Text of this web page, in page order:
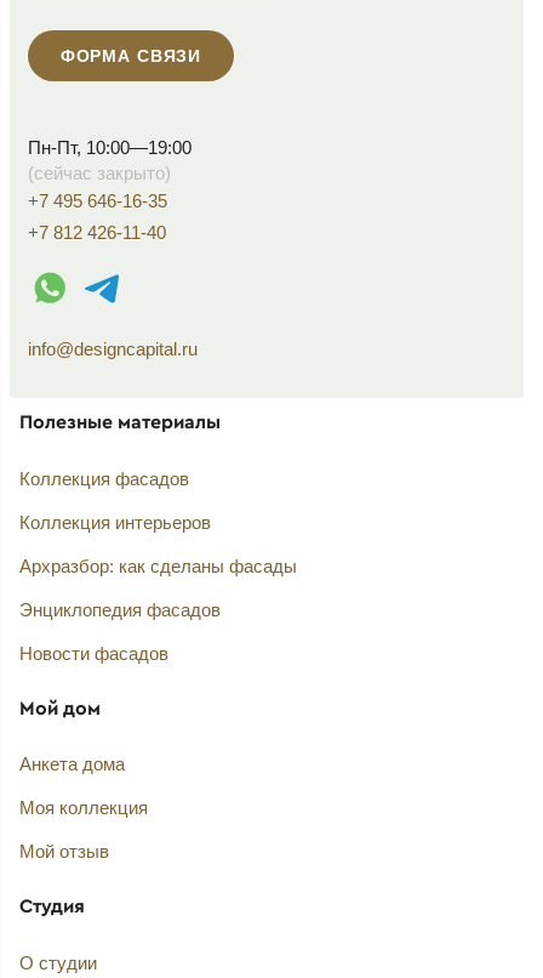
ФОРМА СВЯЗИ
Пн-Пт, 10:00—19:00
(сейчас закрыто)
+7 495 646-16-35
+7 812 426-11-40
WhatsApp контакт
Telegram контакт
info@designcapital.ru
Полезные материалы
Коллекция фасадов
Коллекция интерьеров
Архразбор: как сделаны фасады
Энциклопедия фасадов
Новости фасадов
Мой дом
Анкета дома
Моя коллекция
Мой отзыв
Студия
О студии